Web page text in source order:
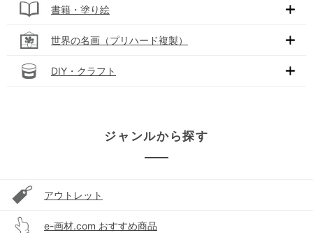
書籍・塗り絵
世界の名画（プリハード複製）
DIY・クラフト
ジャンルから探す
アウトレット
e-画材.com おすすめ商品